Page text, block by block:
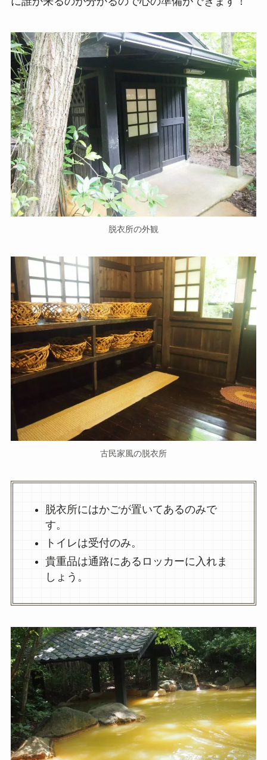
脱衣所の外観
古民家風の脱衣所
脱衣所にはかごが置いてあるのみで
す。
トイレは受付のみ。
貴重品は通路にあるロッカーに入れま
しょう。